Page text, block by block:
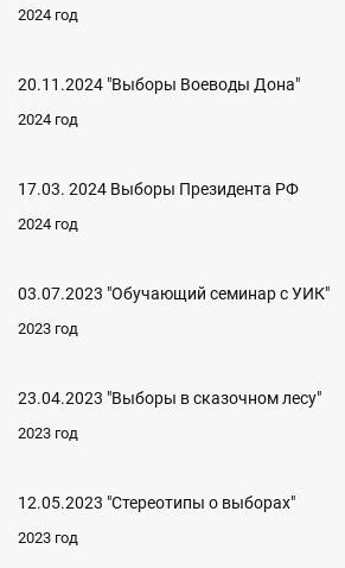
2024 год
20.11.2024 "Выборы Воеводы Дона"
2024 год
17.03. 2024 Выборы Президента РФ
2024 год
03.07.2023 "Обучающий семинар с УИК"
2023 год
23.04.2023 "Выборы в сказочном лесу"
2023 год
12.05.2023 "Стереотипы о выборах"
2023 год